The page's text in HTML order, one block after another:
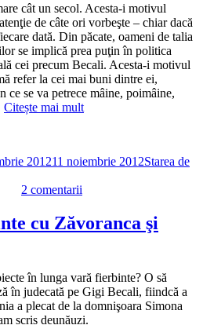
cât un secol. Acesta-i motivul
de câte ori vorbeşte – chiar dacă
dată. Din păcate, oameni de talia
se implică prea puţin în politica
cei precum Becali. Acesta-i motivul
refer la cei mai buni dintre ei,
ce se va petrece mâine, poimâine,
Citește mai mult
201211 noiembrie 2012Starea de
2 comentarii
un
cât
un
secol,
despre
cu Zăvoranca şi
în lunga vară fierbinte? O să
în judecată pe Gigi Becali, fiindcă a
a plecat de la domnişoara Simona
scris deunăuzi.